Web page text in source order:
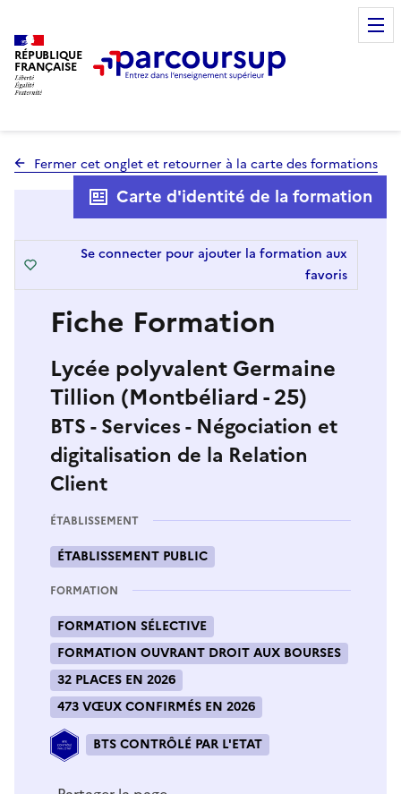
RÉPUBLIQUE
FRANÇAISE
Fermer cet onglet et retourner à la carte des formations
Fiche Formation
Lycée polyvalent Germaine
Tillion (Montbéliard - 25)
BTS - Services - Négociation et
digitalisation de la Relation
Client
Carte d'identité de la formation
Se connecter pour ajouter la formation aux
favoris
ÉTABLISSEMENT
ÉTABLISSEMENT PUBLIC
FORMATION
FORMATION SÉLECTIVE
FORMATION OUVRANT DROIT AUX BOURSES
32 PLACES EN 2026
473 VŒUX CONFIRMÉS EN 2026
BTS CONTRÔLÉ PAR L'ETAT